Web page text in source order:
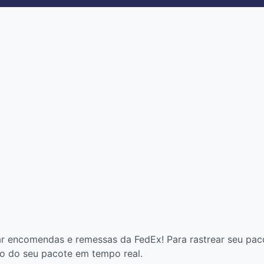
e remessas da FedEx! Para rastrear seu
do seu pacote em tempo real.